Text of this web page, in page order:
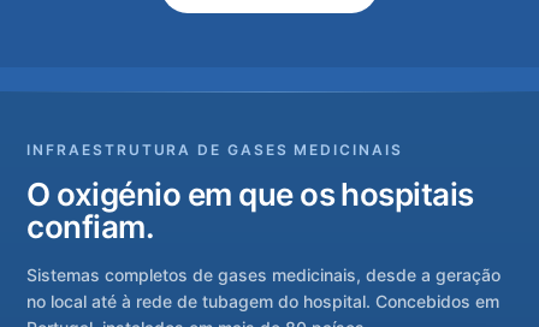
INFRAESTRUTURA DE GASES MEDICINAIS
O oxigénio em que os hospitais
confiam.
Sistemas completos de gases medicinais, desde a geração
no local até à rede de tubagem do hospital. Concebidos em